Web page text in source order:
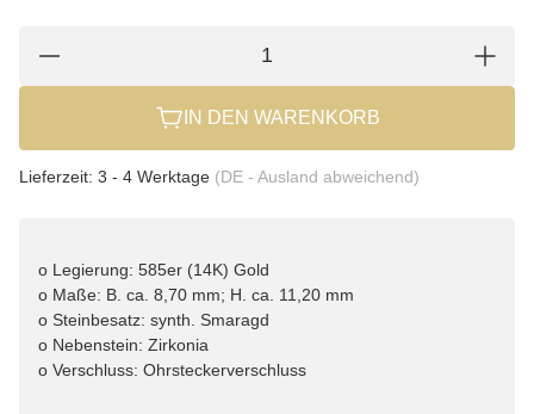
IN DEN WARENKORB
Lieferzeit: 3 - 4 Werktage (DE - Ausland abweichend)
o Legierung: 585er (14K) Gold
o Maße: B. ca. 8,70 mm; H. ca. 11,20 mm
o Steinbesatz: synth. Smaragd
o Nebenstein: Zirkonia
o Verschluss: Ohrsteckerverschluss